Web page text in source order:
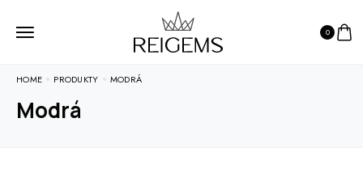
0
HOME PRODUKTY MODRÁ
Modrá